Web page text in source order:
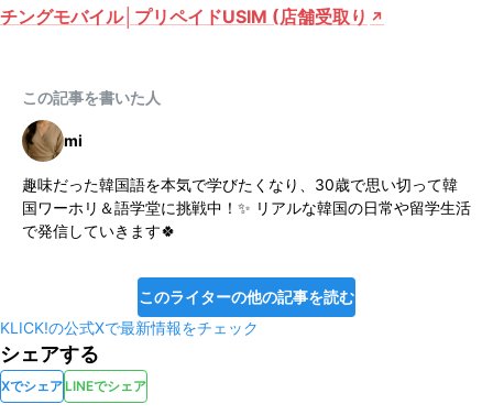
チングモバイル│プリペイドUSIM (店舗受取り
この記事を書いた人
mi
趣味だった韓国語を本気で学びたくなり、30歳で思い切って韓
国ワーホリ＆語学堂に挑戦中！✨ リアルな韓国の日常や留学生活
で発信していきます🍀
このライターの他の記事を読む
KLICK!の公式Xで最新情報をチェック
シェアする
XでシェアLINEでシェア